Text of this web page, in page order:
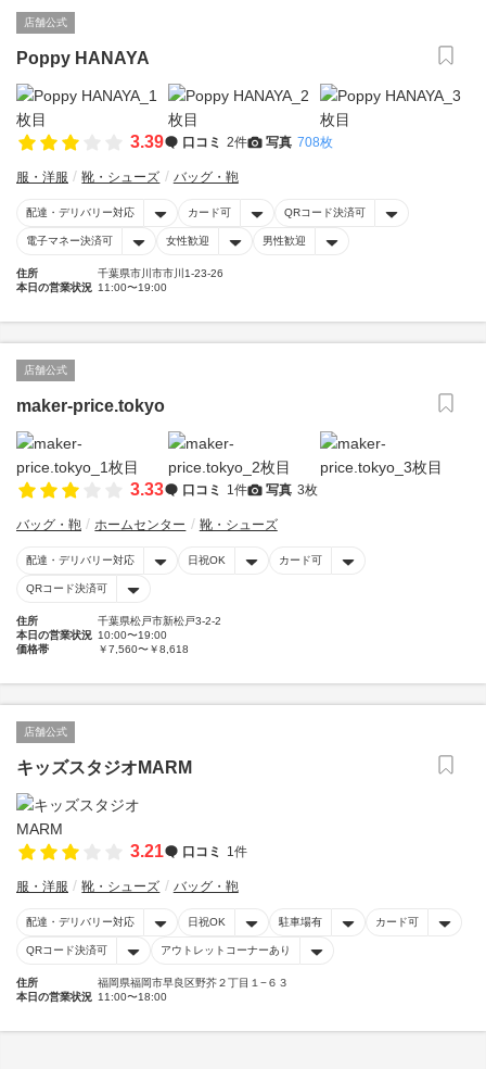
店舗公式
Poppy HANAYA
3.39 口コミ 2件 写真 708枚
服・洋服 靴・シューズ バッグ・鞄
配達・デリバリー対応 カード可 QRコード決済可
電子マネー決済可 女性歓迎 男性歓迎
住所
千葉県市川市市川1-23-26
本日の営業状況 11:00〜19:00
店舗公式
maker-price.tokyo
3.33 口コミ 1件 写真 3枚
バッグ・鞄 ホームセンター 靴・シューズ
配達・デリバリー対応 日祝OK カード可
QRコード決済可
住所
千葉県松戸市新松戸3-2-2
本日の営業状況 10:00〜19:00
価格帯
￥7,560〜￥8,618
店舗公式
キッズスタジオMARM
3.21 口コミ 1件
服・洋服 靴・シューズ バッグ・鞄
配達・デリバリー対応 日祝OK 駐車場有 カード可
QRコード決済可 アウトレットコーナーあり
住所
福岡県福岡市早良区野芥２丁目１−６３
本日の営業状況 11:00〜18:00